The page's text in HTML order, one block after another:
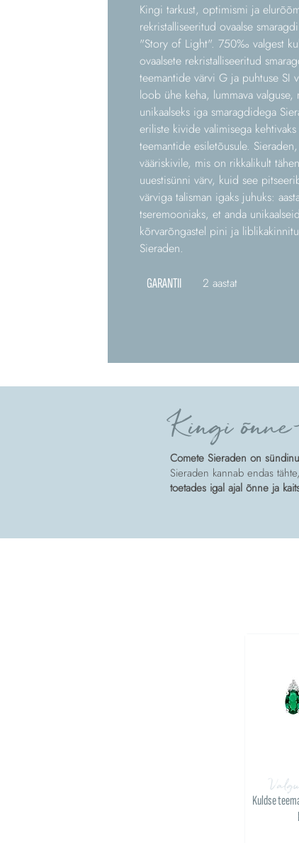
Kingi tarkust, optimismi ja
rekristalliseeritud ovaalse
"Story of Light". 750‰ valgest
ovaalsete rekristalliseeritud
teemantide värvi G ja puhtuse SI
loob ühe keha, lummava
unikaalseks iga smaragdidega
eriliste kivide valimisega
teemantide esiletõusule.
vääriskivile, mis on rikkalikult
uuestisünni värv, kuid see
värviga talisman igaks juhuks:
tseremooniaks, et anda
kõrvarõngastel pini ja
Sieraden.
GARANTII 2 aastat
Kingi
Comete Sieraden on
Sieraden kannab endas
toetades igal ajal õnne ja
Kuldse